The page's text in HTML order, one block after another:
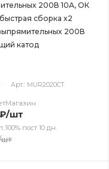
200В 10А, ОК
сборка х2
200В
катод
Арт.: MUR2020CT
₽/шт
пост 10 дн.
шт